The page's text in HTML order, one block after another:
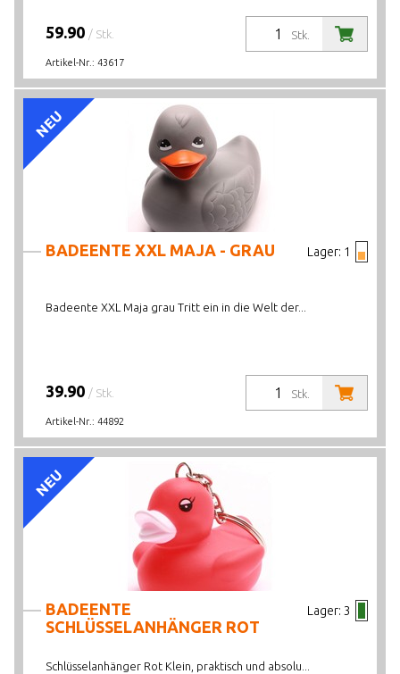
Stk.
59.90 / Stk.
Artikel-Nr.: 43617
NEU
Lager: 1
BADEENTE XXL MAJA - GRAU
Badeente XXL Maja grau Tritt ein in die Welt der...
Stk.
39.90 / Stk.
Artikel-Nr.: 44892
NEU
Lager: 3
BADEENTE
SCHLÜSSELANHÄNGER ROT
Schlüsselanhänger Rot Klein, praktisch und absolu...